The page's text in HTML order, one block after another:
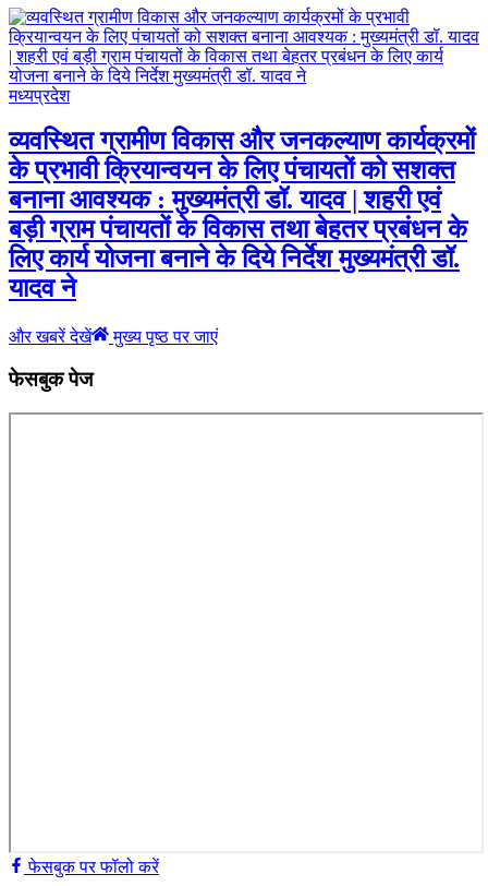
मध्यप्रदेश
व्यवस्थित ग्रामीण विकास और जनकल्याण कार्यक्रमों
के प्रभावी क्रियान्वयन के लिए पंचायतों को सशक्त
बनाना आवश्यक : मुख्यमंत्री डॉ. यादव | शहरी एवं
बड़ी ग्राम पंचायतों के विकास तथा बेहतर प्रबंधन के
लिए कार्य योजना बनाने के दिये निर्देश मुख्यमंत्री डॉ.
यादव ने
और खबरें देखें मुख्य पृष्ठ पर जाएं
फेसबुक पेज
फेसबुक पर फॉलो करें